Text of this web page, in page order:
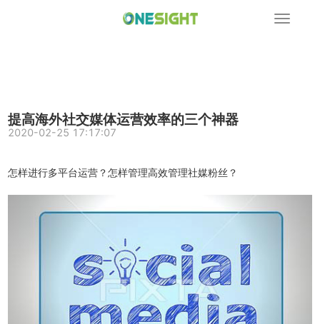
展
提高海外社交媒体运营效率的三个神器
2020-02-25 17:17:07
怎样进行多平台运营？怎样管理高效管理社媒粉丝？